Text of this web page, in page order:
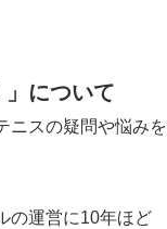
」について
ニスの疑問や悩みを
の運営に10年ほど